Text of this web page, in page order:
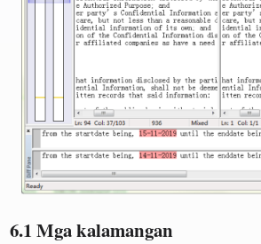
6.1 Mga kalamangan